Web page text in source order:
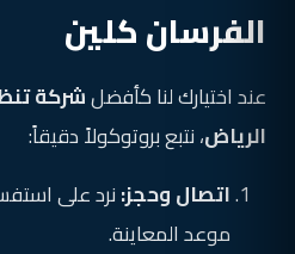
الفرسان كلين
عند اختيارك لنا كأفضلشركة
الرياض، نتبع بروتوكولاً دقيقاً:
اتصال وحجز:نرد على
موعد المعاينة.